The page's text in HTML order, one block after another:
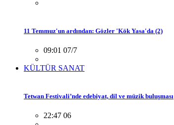
11 Temmuz'un ardından: Gözler 'Kök Yasa'da (2)
09:01 07/7
KÜLTÜR SANAT
Tetwan Festivali’nde edebiyat, dil ve müzik buluşması
22:47 06